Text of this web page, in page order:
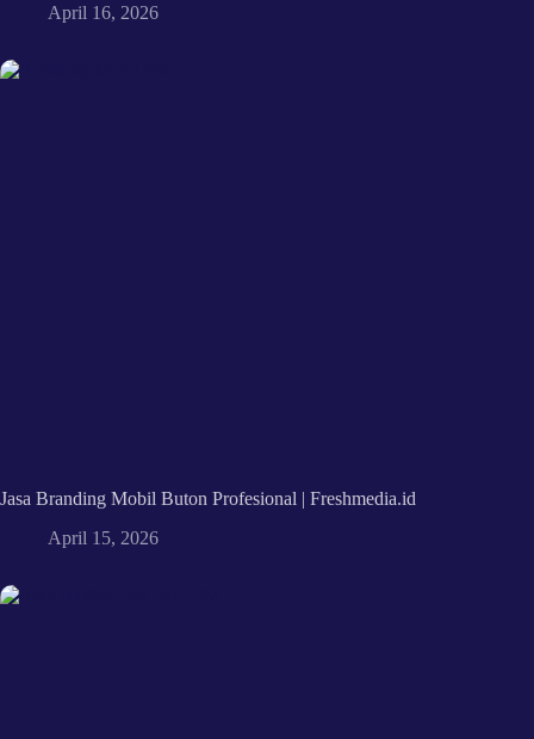
April 16, 2026
Jasa Branding Mobil Buton Profesional | Freshmedia.id
April 15, 2026